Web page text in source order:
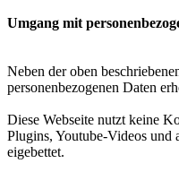
Umgang mit
Neben der oben
personenbezogenen Daten
Diese Webseite nutzt keine
Plugins, Youtube-Videos und
eigebettet.